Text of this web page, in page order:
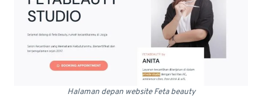
Halaman depan website Feta beauty